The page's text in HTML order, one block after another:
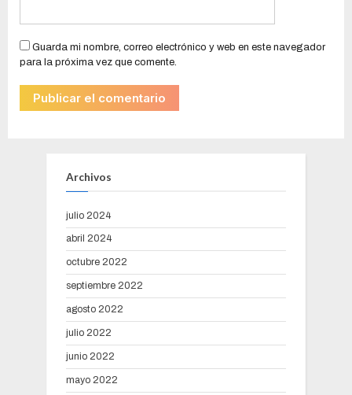
Guarda mi nombre, correo electrónico y web en este navegador
para la próxima vez que comente.
Archivos
julio 2024
abril 2024
octubre 2022
septiembre 2022
agosto 2022
julio 2022
junio 2022
mayo 2022